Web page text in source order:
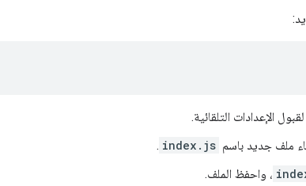
الإعدادات التلقائية.
ملف جديد باسم index.js
.
، واحفظ الملف.